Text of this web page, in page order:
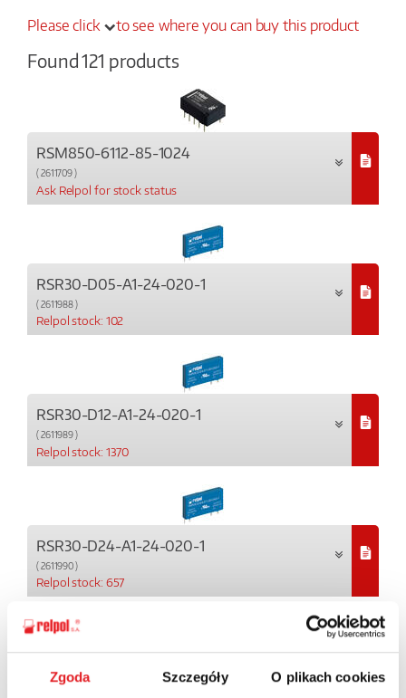
Zgoda Szczegóły O plikach cookies
Please click to see where you can buy this product
Found 121 products
RSM850-6112-85-1024
( 2611709 )
Ask Relpol for stock status
RSR30-D05-A1-24-020-1
( 2611988 )
Relpol stock: 102
RSR30-D12-A1-24-020-1
( 2611989 )
Relpol stock: 1370
RSR30-D24-A1-24-020-1
( 2611990 )
Relpol stock: 657
RSR30-D12-D1-02-040-1